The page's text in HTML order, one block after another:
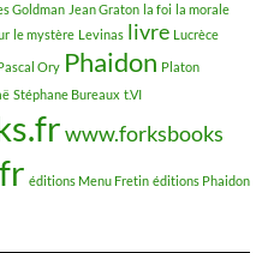
Goldman Jean Graton la foi la morale
le mystère Levinas livre Lucrèce
Ory Phaidon Platon
Stéphane Bureaux t.VI
www.forksbooks
éditions Menu Fretin éditions Phaidon